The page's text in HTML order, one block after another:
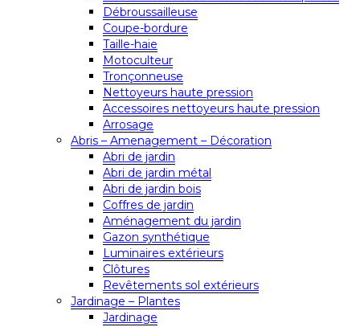
Débroussailleuse
Coupe-bordure
Taille-haie
Motoculteur
Tronçonneuse
Nettoyeurs haute pression
Accessoires nettoyeurs haute pression
Arrosage
Abris – Amenagement – Décoration
Abri de jardin
Abri de jardin métal
Abri de jardin bois
Coffres de jardin
Aménagement du jardin
Gazon synthétique
Luminaires extérieurs
Clôtures
Revêtements sol extérieurs
Jardinage – Plantes
Jardinage